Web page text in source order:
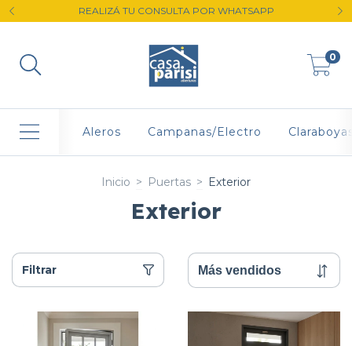
REALIZÁ TU CONSULTA POR WHATSAPP
0
Aleros Campanas/Electro
Inicio > Puertas > Exterior
Exterior
Filtrar